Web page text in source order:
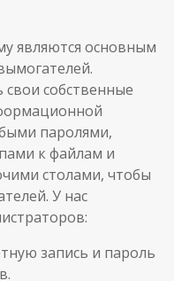
являются основным
собственные
паролями,
к файлам и
столами, чтобы
У нас
запись и пароль